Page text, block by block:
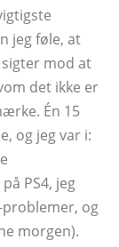
jeg føle, at
mod at
det ikke er
Én 15
og jeg var i:
PS4, jeg
og
morgen).